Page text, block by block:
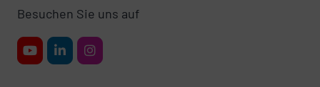
Besuchen Sie uns auf